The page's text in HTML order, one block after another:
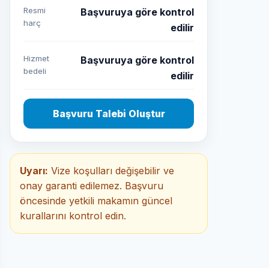
Resmi
harç
Başvuruya göre kontrol
edilir
Hizmet
bedeli
Başvuruya göre kontrol
edilir
Başvuru Talebi Oluştur
Uyarı: Vize koşulları değişebilir ve
onay garanti edilemez. Başvuru
öncesinde yetkili makamın güncel
kurallarını kontrol edin.